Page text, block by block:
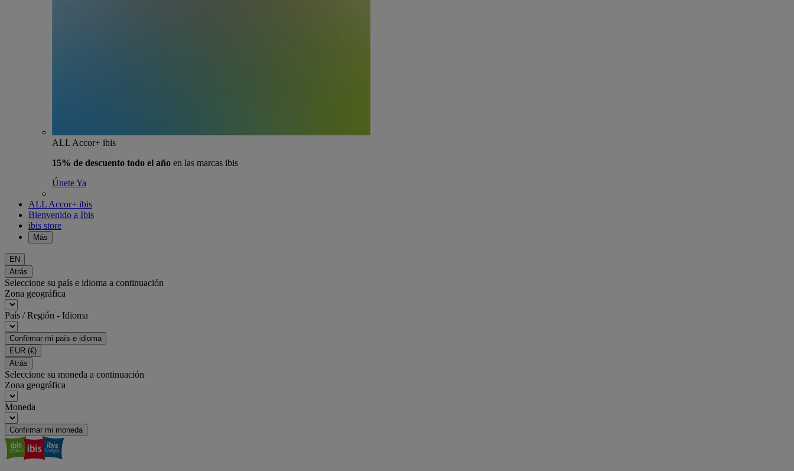
ALL Accor+ ibis
15% de descuento todo el año en las marcas ibis
Únete Ya
ALL Accor+ ibis
Bienvenido a Ibis
ibis store
Más
EN
Atrás
Seleccione su país e idioma a continuación
Zona geográfica
País / Región - Idioma
Confirmar mi país e idioma
EUR (€)
Atrás
Seleccione su moneda a continuación
Zona geográfica
Moneda
Confirmar mi moneda